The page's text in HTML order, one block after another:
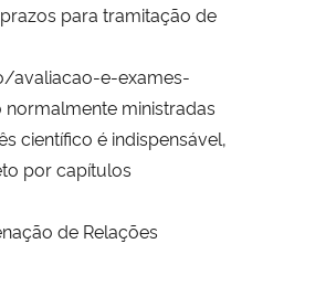
para tramitação de
avaliacao-e-exames-
ministradas
científico é indispensável,
por capítulos
de Relações